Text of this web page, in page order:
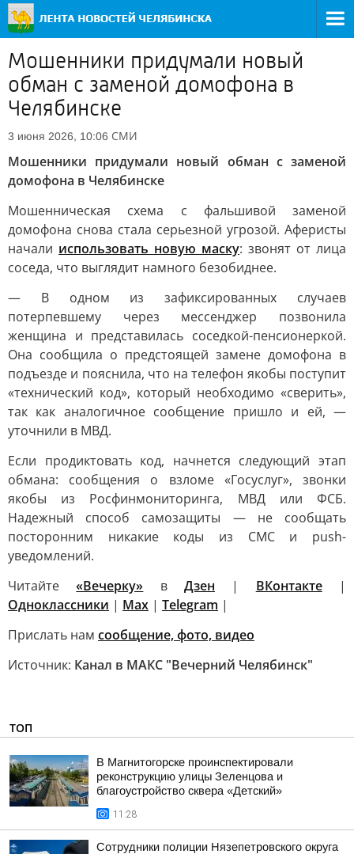
Мошенники придумали новый
обман с заменой домофона в
Челябинске
3 июня 2026, 10:06 СМИ
Мошенники придумали новый обман с заменой
домофона в Челябинске
Мошенническая схема с фальшивой заменой
домофона снова стала серьезной угрозой. Аферисты
начали использовать новую маску: звонят от лица
соседа, что выглядит намного безобиднее.
— В одном из зафиксированных случаев
потерпевшему через мессенджер позвонила
женщина и представилась соседкой-пенсионеркой.
Она сообщила о предстоящей замене домофона в
подъезде и пояснила, что на телефон якобы поступит
«технический код», который необходимо «сверить»,
так как аналогичное сообщение пришло и ей, —
уточнили в МВД.
Если продиктовать код, начнется следующий этап
обмана: сообщения о взломе «Госуслуг», звонки
якобы из Росфинмониторинга, МВД или ФСБ.
Надежный способ самозащиты — не сообщать
посторонним никакие коды из СМС и push-
уведомлений.
Читайте«Вечерку» вДзен | ВКонтакте|
Одноклассники | Max | Telegram |
Прислать нам сообщение, фото, видео
Источник: Канал в МАКС "Вечерний Челябинск"
ТОП
В Магнитогорске проинспектировали
реконструкцию улицы Зеленцова и
благоустройство сквера «Детский»
11:28
Сотрудники полиции Нязепетровского округа